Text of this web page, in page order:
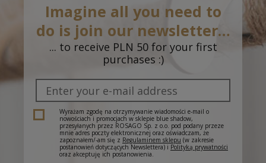
Sukienka Malva Butter
214,95 zł
Regular price:
429,90 zł
Lowest price:
Imagine all you need to
do is join our newsletter…
... to receive PLN 50 for your first
purchases :)
Wyrażam zgodę na otrzymywanie wiadomości e-mail o
nowościach i promocjach w sklepie blue shadow,
przesyłanych przez ROSAGO Sp. z o.o. pod podany przeze
mnie adres poczty elektronicznej oraz oświadczam, że
zapoznałem/-am się z Regulaminem sklepu (w zakresie
postanowień dotyczących Newslettera) i Polityką prywatności
oraz akceptuję ich postanowienia.